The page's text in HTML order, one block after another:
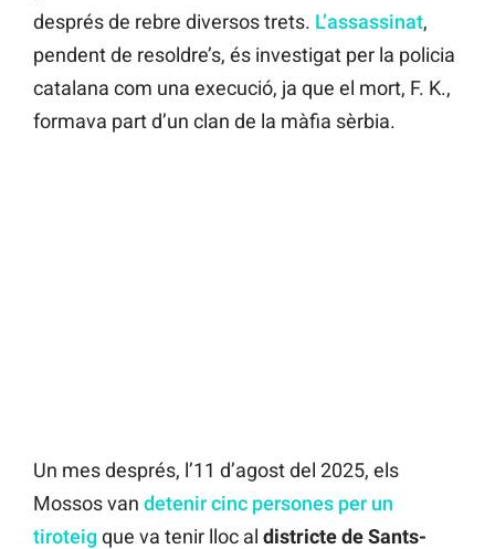
després de rebre diversos trets. L’assassinat,
pendent de resoldre’s, és investigat per la policia
catalana com una execució, ja que el mort, F. K.,
formava part d’un clan de la màfia sèrbia.
Un mes després, l’11 d’agost del 2025, els
Mossos van detenir cinc persones per un
tiroteigque va tenir lloc al districte de Sants-